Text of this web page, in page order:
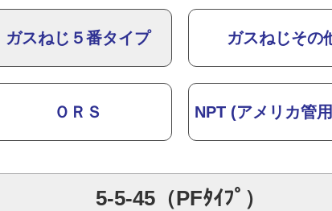
ガスねじ５番タイプ ガスねじその
ＯＲＳ NPT (アメリカ管
5-5-45（PFﾀｲﾌﾟ）